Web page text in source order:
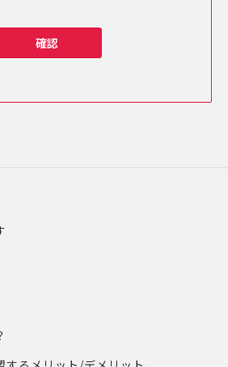
確認